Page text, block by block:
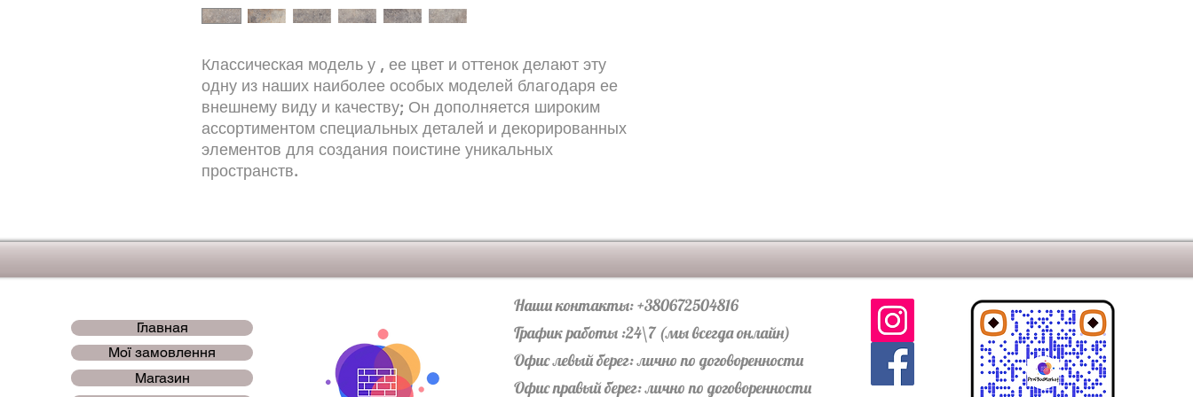
Классическая модель у , ее цвет и оттенок делают эту
одну из наших наиболее особых моделей благодаря ее
внешнему виду и качеству; Он дополняется широким
ассортиментом специальных деталей и декорированных
элементов для создания поистине уникальных
пространств.
Главная
Мої замовлення
Магазин
Наши контакты: +380672504816
График работы :24\7 (мы всегда онлайн)
Офис левый берег: лично по договоренности
Офис правый берег: лично по договоренности